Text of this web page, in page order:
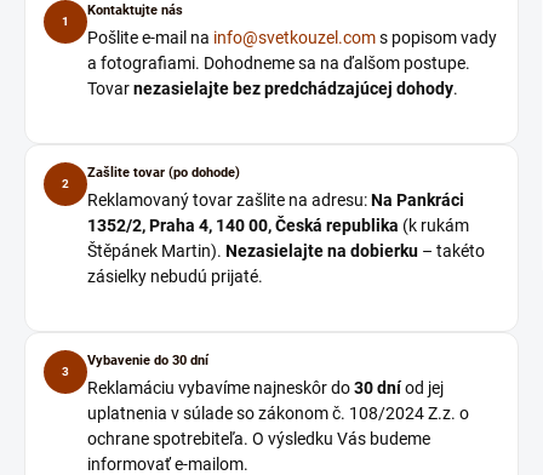
1
Kontaktujte nás
Pošlite e-mail na info@svetkouzel.coms popisom vady
a fotografiami. Dohodneme sa na ďalšom postupe.
Tovarnezasielajte bez predchádzajúcej dohody.
2
Zašlite tovar (po dohode)
Reklamovaný tovar zašlite na adresu:Na Pankráci
1352/2, Praha 4, 140 00, Česká republika (k rukám
Štěpánek Martin). Nezasielajte na dobierku – takéto
zásielky nebudú prijaté.
3
Vybavenie do 30 dní
Reklamáciu vybavíme najneskôr do30 dníod jej
uplatnenia v súlade so zákonom č. 108/2024 Z.z. o
ochrane spotrebiteľa. O výsledku Vás budeme
informovať e-mailom.